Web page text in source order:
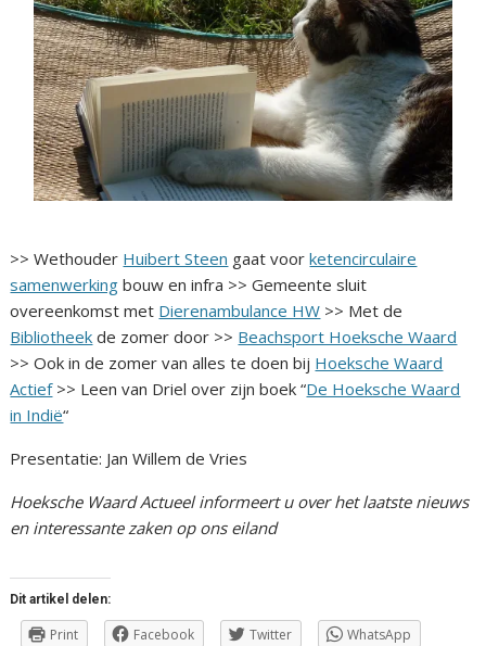
>> Wethouder Huibert Steen gaat voorketencirculaire
samenwerking bouw en infra >> Gemeente sluit
overeenkomst met Dierenambulance HW >> Met de
Bibliotheek de zomer door >> Beachsport Hoeksche Waard
>> Ook in de zomer van alles te doen bij Hoeksche Waard
Actief>> Leen van Driel over zijn boek “De Hoeksche Waard
in Indië“
Presentatie: Jan Willem de Vries
Hoeksche Waard Actueel informeert u over het laatste nieuws
en interessante zaken op ons eiland
Dit artikel delen:
Print Facebook Twitter WhatsApp